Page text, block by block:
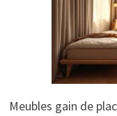
Meubles gain de